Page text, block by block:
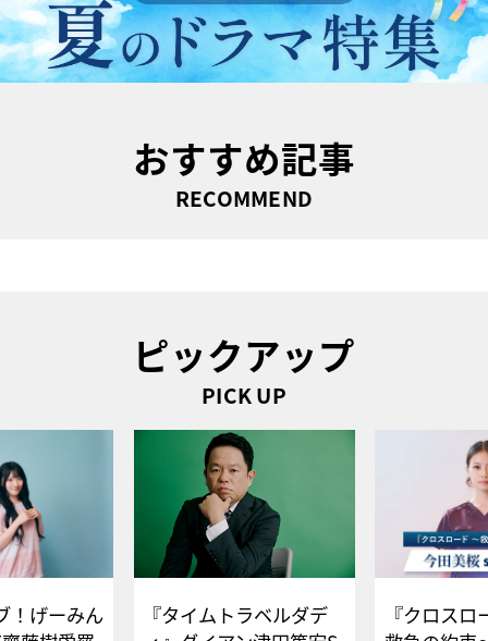
おすすめ記事
RECOMMEND
ピックアップ
PICK UP
！げーみん
『タイムトラベルダデ
『クロス